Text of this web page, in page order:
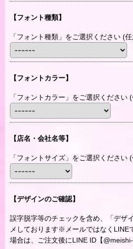
【フォント種類】
「フォント種類」をご選択ください (
【フォントカラー】
「フォントカラー」をご選択ください (
【店名・会社名等】
「フォントサイズ」をご選択ください (
【デザインのご確認】
誤字脱字等のチェックを含め、「デザ
メしております※メールではなくLINE
場合は、ご注文後にLINE ID【